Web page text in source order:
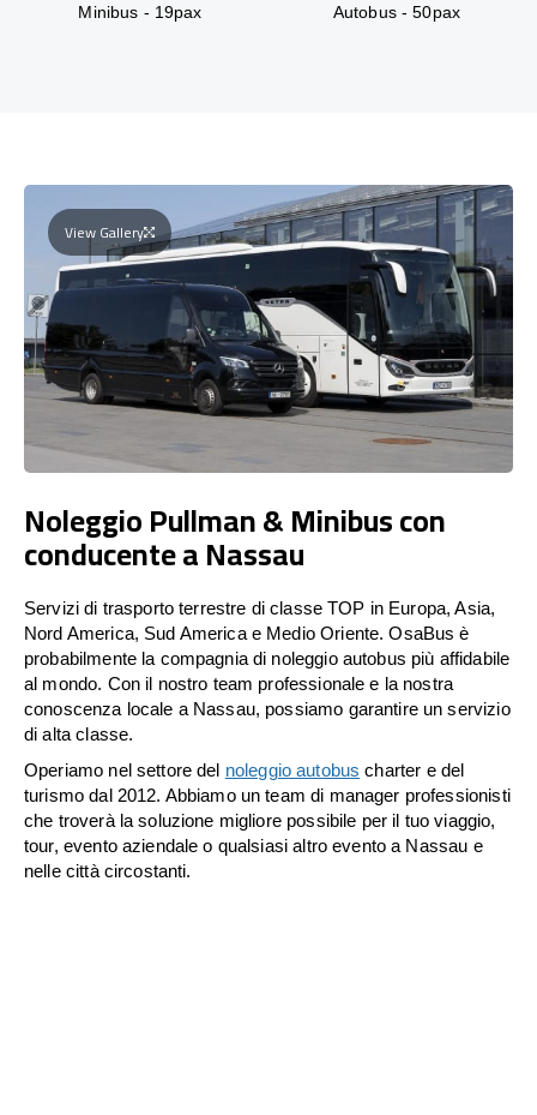
Minibus - 19pax Autobus - 50pax
View Gallery
Noleggio Pullman & Minibus con
conducente a Nassau
Servizi di trasporto terrestre di classe TOP in Europa, Asia,
Nord America, Sud America e Medio Oriente. OsaBus è
probabilmente la compagnia di noleggio autobus più affidabile
al mondo. Con il nostro team professionale e la nostra
conoscenza locale a Nassau, possiamo garantire un servizio
di alta classe.
Operiamo nel settore del noleggio autobus charter e del
turismo dal 2012. Abbiamo un team di manager professionisti
che troverà la soluzione migliore possibile per il tuo viaggio,
tour, evento aziendale o qualsiasi altro evento a Nassau e
nelle città circostanti.